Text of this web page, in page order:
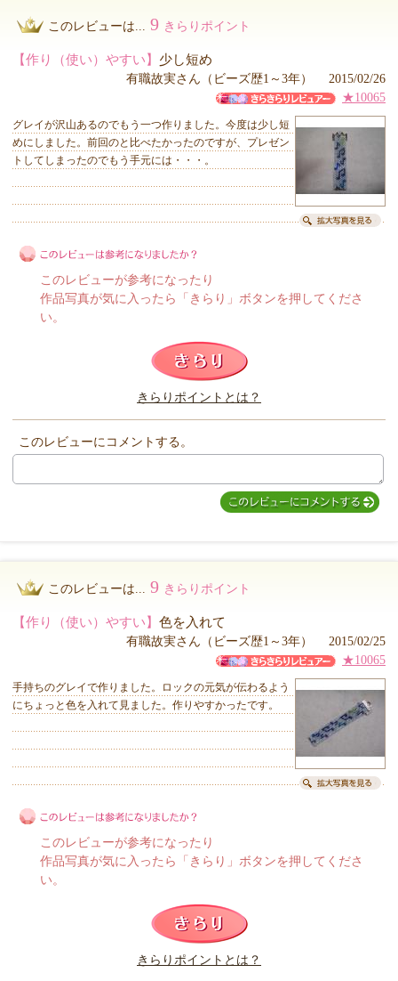
このレビューは... 9 きらりポイント
【作り（使い）やすい】 少し短め
有職故実さん（ビーズ歴1～3年） 2015/02/26
★10065
グレイが沢山あるのでもう一つ作りました。今度は少し短
めにしました。前回のと比べたかったのですが、プレゼン
トしてしまったのでもう手元には・・・。
このレビューは参考になりましたか？
このレビューが参考になったり
作品写真が気に入ったら「きらり」ボタンを押してくださ
い。
きらり
きらりポイントとは？
このレビューにコメントする。
このレビューは... 9 きらりポイント
【作り（使い）やすい】 色を入れて
有職故実さん（ビーズ歴1～3年） 2015/02/25
★10065
手持ちのグレイで作りました。ロックの元気が伝わるよう
にちょっと色を入れて見ました。作りやすかったです。
このレビューは参考になりましたか？
このレビューが参考になったり
作品写真が気に入ったら「きらり」ボタンを押してくださ
い。
きらりポイントとは？